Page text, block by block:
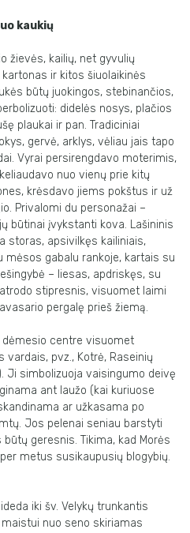
kaukių
žievės, kailių, net gyvulių
ir kitos šiuolaikinės
būtų juokingos, stebinančios,
didelės nosys, plačios
plaukai ir pan. Tradiciniai
gervė, arklys, vėliau jais tapo
Vyrai persirengdavo moterimis,
nuo vienų prie kitų
krėsdavo jiems pokštus ir už
Privalomi du personažai –
būtinai įvykstanti kova. Lašininis
storas, apsivilkęs kailiniais,
mėsos gabalu rankoje, kartais su
– liesas, apdriskęs, su
stipresnis, visuomet laimi
pergalę prieš žiemą.
dėmesio centre visuomet
vardais, pvz., Kotrė, Raseinių
Ji simbolizuoja vaisingumo deivę
ant laužo (kai kuriuose
ar užkasama po
Jos pelenai seniau barstyti
būtų geresnis. Tikima, kad Morės
metus susikaupusių blogybių.
iki šv. Velykų trunkantis
nuo seno skiriamas